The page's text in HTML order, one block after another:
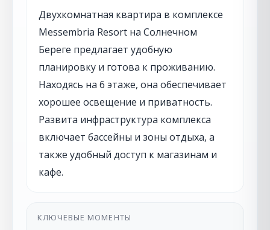
Двухкомнатная квартира в комплексе
Messembria Resort на Солнечном
Береге предлагает удобную
планировку и готова к проживанию.
Находясь на 6 этаже, она обеспечивает
хорошее освещение и приватность.
Развита инфраструктура комплекса
включает бассейны и зоны отдыха, а
также удобный доступ к магазинам и
кафе.
КЛЮЧЕВЫЕ МОМЕНТЫ